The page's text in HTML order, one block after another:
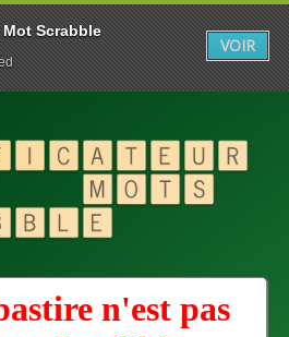
n'est pas
Scrabble
VOIR